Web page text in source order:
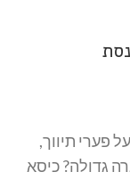
פערי תיווך,
גדולה? כיסא